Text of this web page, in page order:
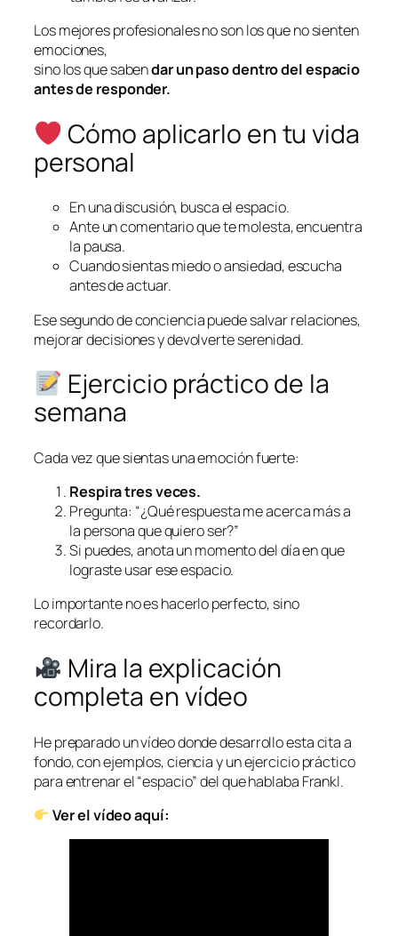
Los mejores profesionales no son los que no sienten
emociones,
sino los que sabendar un paso dentro del espacio
antes de responder.
Cómo aplicarlo en tu vida
personal
En una discusión, busca el espacio.
Ante un comentario que te molesta, encuentra
la pausa.
Cuando sientas miedo o ansiedad, escucha
antes de actuar.
Ese segundo de conciencia puede salvar relaciones,
mejorar decisiones y devolverte serenidad.
Ejercicio práctico de la
semana
Cada vez que sientas una emoción fuerte:
Respira tres veces.
Pregunta: “¿Qué respuesta me acerca más a
la persona que quiero ser?”
Si puedes, anota un momento del día en que
lograste usar ese espacio.
Lo importante no es hacerlo perfecto, sino
recordarlo.
Mira la explicación
completa en vídeo
He preparado un vídeo donde desarrollo esta cita a
fondo, con ejemplos, ciencia y un ejercicio práctico
para entrenar el “espacio” del que hablaba Frankl.
Ver el vídeo aquí: